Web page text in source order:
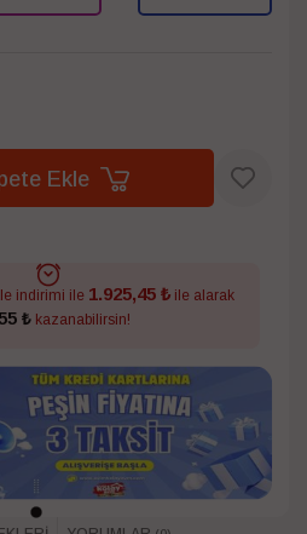
Ekle
indirimi ile 1.925,45 ₺ile alarak
₺kazanabilirsin!